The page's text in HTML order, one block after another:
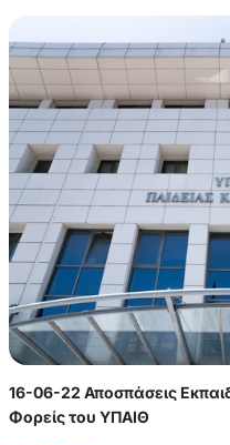
16-06-22 Αποσπάσεις
Φορείς του ΥΠΑΙΘ